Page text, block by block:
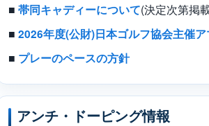
■ 帯同キャディーについて(決定次第掲
■ 2026年度(公財)日本ゴルフ協会主催
■ プレーのペースの方針
アンチ・ドーピング情報